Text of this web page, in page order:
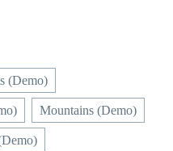
(Demo)
Mountains (Demo)